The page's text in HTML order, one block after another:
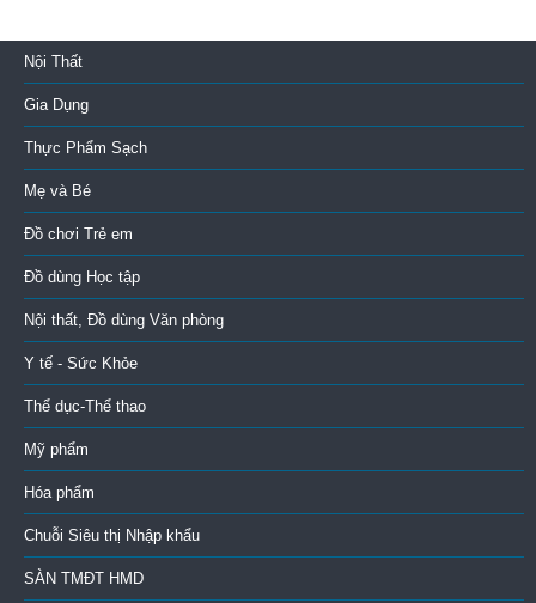
Nội Thất
Gia Dụng
Thực Phẩm Sạch
Mẹ và Bé
Đồ chơi Trẻ em
Đồ dùng Học tập
Nội thất, Đồ dùng Văn phòng
Y tế - Sức Khỏe
Thể dục-Thể thao
Mỹ phẩm
Hóa phẩm
Chuỗi Siêu thị Nhập khẩu
SÀN TMĐT HMD